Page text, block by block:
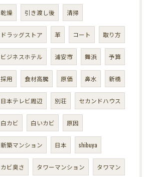
乾燥 引き渡し後 清掃
ドラッグストア 革 コート 取り方
ビジネスホテル 浦安市 舞浜 予算
採用 食材高騰 原価 鼻水 新橋
日本テレビ周辺 別荘 セカンドハウス
白カビ 白いカビ 原因
新築マンション 日本 shibuya
カビ臭さ タワーマンション タワマン